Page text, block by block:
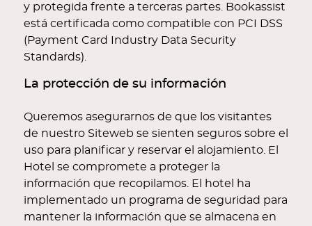
y protegida frente a terceras partes. Bookassist
está certificada como compatible con PCI DSS
(Payment Card Industry Data Security
Standards).
La protección de su información
Queremos asegurarnos de que los visitantes
de nuestro Siteweb se sienten seguros sobre el
uso para planificar y reservar el alojamiento. El
Hotel se compromete a proteger la
información que recopilamos. El hotel ha
implementado un programa de seguridad para
mantener la información que se almacena en